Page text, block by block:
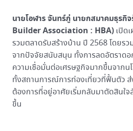
นายโอฬาร จันทร์ภู่ นายกสมาคมธุรกิ
Builder Association : HBA) เปิด
รวมตลาดรับสร้างบ้าน ปี 2568 โดย
จากปัจจัยสนับสนุน ทั้งการลดอัตราด
ความเชื่อมั่นต่อเศรษฐกิจมากขึ้นจากน
ทั้งสถานการณ์การท่องเที่ยวที่ฟื้นตัว
ต้องการที่อยู่อาศัยเริ่มกลับมาตัดสินใจ
ขึ้น